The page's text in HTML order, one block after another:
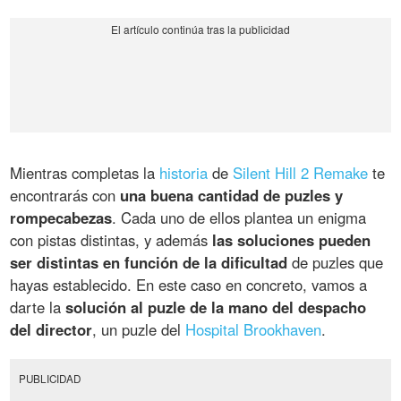
Mientras completas la historia de Silent Hill 2 Remake te
encontrarás con una buena cantidad de puzles y
rompecabezas. Cada uno de ellos plantea un enigma
con pistas distintas, y además las soluciones pueden
ser distintas en función de la dificultad de puzles que
hayas establecido. En este caso en concreto, vamos a
darte lasolución al puzle de la mano del despacho
del director, un puzle del Hospital Brookhaven.
PUBLICIDAD